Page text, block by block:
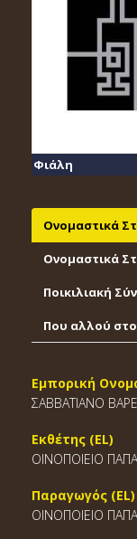
Φιάλη
Ονομαστικά
Ονομαστικά
Ποικιλιακή
Που αλλού
Εμπορική
ΣΑΒΒΑΤΙΑΝΟ
Εκθέτης (EL)
ΟΙΝΟΠΟΙΕΙΟ
Παραγωγός (EL)
ΟΙΝΟΠΟΙΕΙΟ